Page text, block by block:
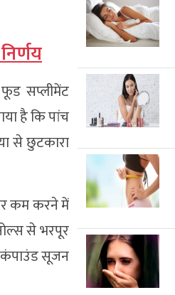
सप्लीमेंट
है कि पांच
से छुटकारा
कम करने में
से भरपूर
कंपाउंड सूजन